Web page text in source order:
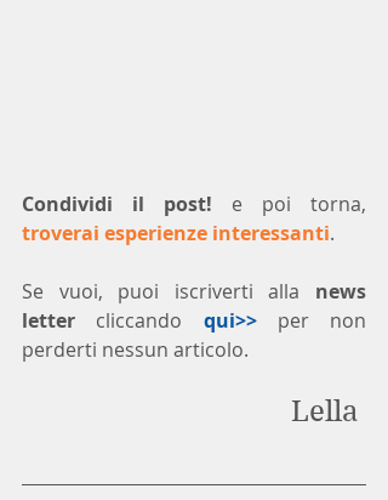
Condividi il post!
troverai esperienze interessanti.
Se vuoi, puoi iscriverti alla news
letter cliccando qui>> per non
perderti nessun articolo.
Lella